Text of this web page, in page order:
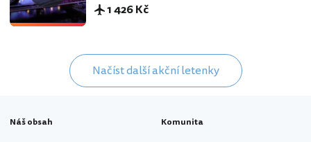
1 426 Kč
Načíst další akční letenky
Náš obsah Komunita